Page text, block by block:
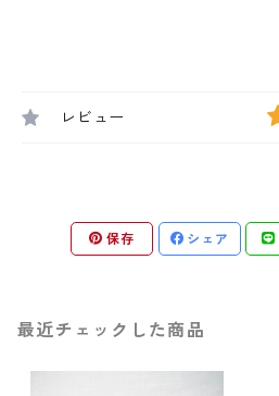
レビュー
保存 シェア
最近チェックした商品